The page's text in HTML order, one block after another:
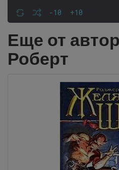
-10 +10
Еще от
Роберт